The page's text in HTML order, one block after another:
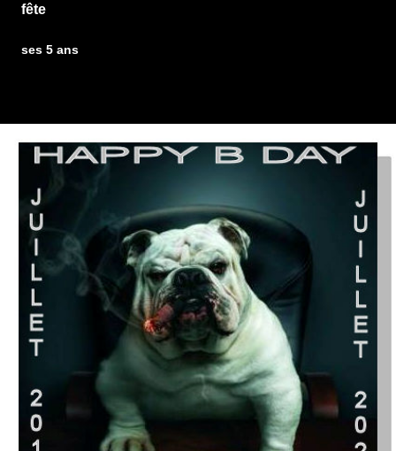
fête
ses 5 ans